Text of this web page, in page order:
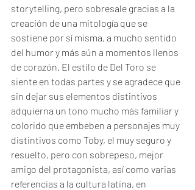
storytelling, pero sobresale gracias a la
creación de una mitología que se
sostiene por sí misma, a mucho sentido
del humor y más aún a momentos llenos
de corazón. El estilo de Del Toro se
siente en todas partes y se agradece que
sin dejar sus elementos distintivos
adquierna un tono mucho más familiar y
colorido que embeben a personajes muy
distintivos como Toby, el muy seguro y
resuelto, pero con sobrepeso, mejor
amigo del protagonista, así como varias
referencias a la cultura latina, en